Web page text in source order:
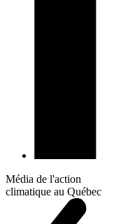
Média de l'action
climatique au Québec